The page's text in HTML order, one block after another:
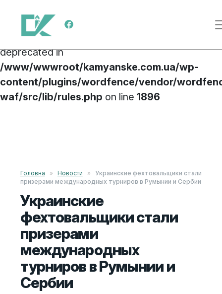
Deprecated
: preg_replace(): Passing null to
parameter #3 ($subject) of type array|string is
deprecated in
/www/wwwroot/kamyanske.com.ua/wp-
content/plugins/wordfence/vendor/
waf/src/lib/rules.php on line 1896
Меню навигации
Головна » Новости »
Украинские фехтовальщики стали
призерами международных турниров в Румынии и Сербии
Украинские
фехтовальщики стали
призерами
международных
турниров в Румынии и
Сербии